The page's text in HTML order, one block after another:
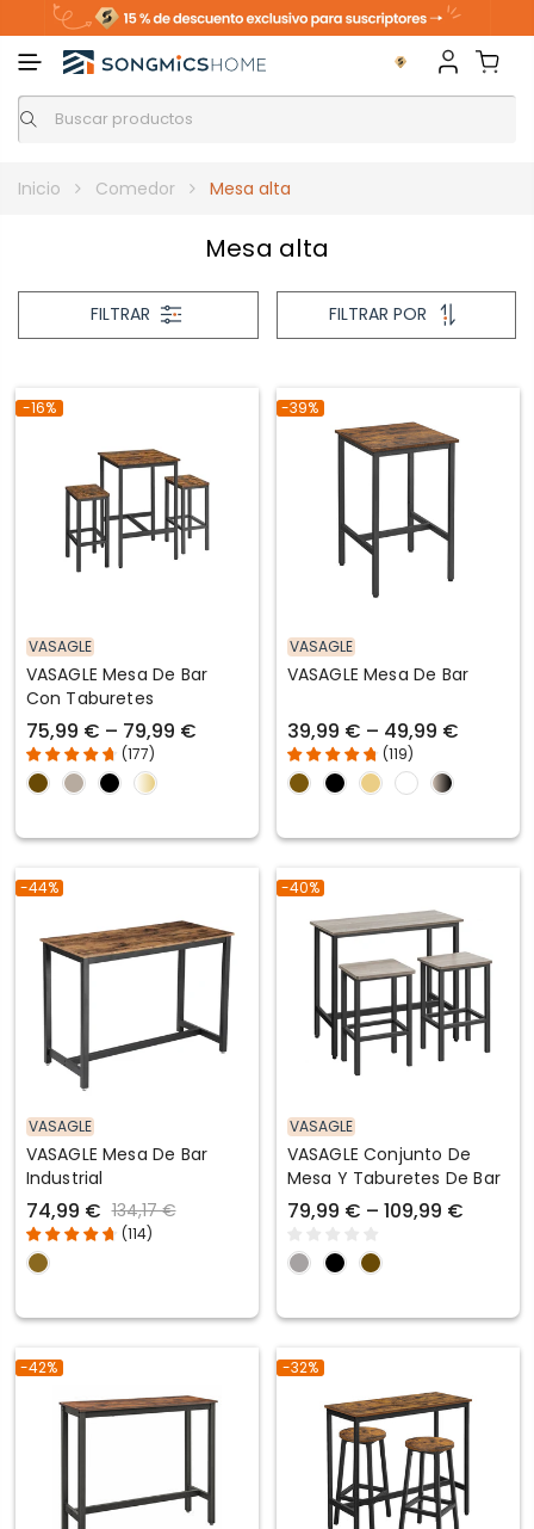
Inicio Comedor Mesa alta
Mesa alta
FILTRAR FILTRAR POR
-16%
VASAGLE
VASAGLE Mesa De Bar
Con Taburetes
75,99 € – 79,99 €
(177)
-39%
VASAGLE
VASAGLE Mesa De Bar
39,99 € – 49,99 €
(119)
-44%
VASAGLE
VASAGLE Mesa De Bar
Industrial
74,99 € 134,17 €
(114)
-40%
VASAGLE
VASAGLE Conjunto De
Mesa Y Taburetes De Bar
79,99 € – 109,99 €
-42% -32%